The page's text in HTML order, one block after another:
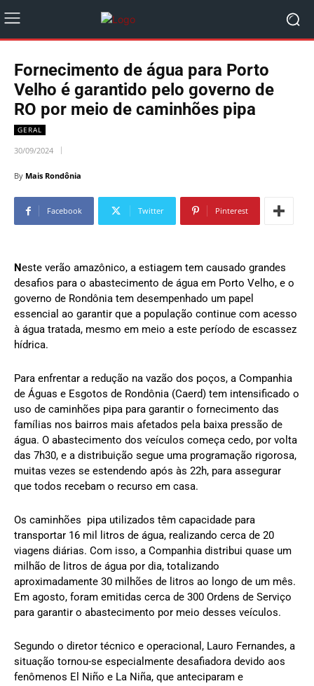
Fornecimento de água para Porto
Velho é garantido pelo governo de
RO por meio de caminhões pipa
GERAL
30/09/2024
By Mais Rondônia
Facebook Twitter Pinterest
Neste verão amazônico, a estiagem tem causado grandes
desafios para o abastecimento de água em Porto Velho, e o
governo de Rondônia tem desempenhado um papel
essencial ao garantir que a população continue com acesso
à água tratada, mesmo em meio a este período de escassez
hídrica.
Para enfrentar a redução na vazão dos poços, a Companhia
de Águas e Esgotos de Rondônia (Caerd) tem intensificado o
uso de caminhões pipa para garantir o fornecimento das
famílias nos bairros mais afetados pela baixa pressão de
água. O abastecimento dos veículos começa cedo, por volta
das 7h30, e a distribuição segue uma programação rigorosa,
muitas vezes se estendendo após às 22h, para assegurar
que todos recebam o recurso em casa.
Os caminhões pipa utilizados têm capacidade para
transportar 16 mil litros de água, realizando cerca de 20
viagens diárias. Com isso, a Companhia distribui quase um
milhão de litros de água por dia, totalizando
aproximadamente 30 milhões de litros ao longo de um mês.
Em agosto, foram emitidas cerca de 300 Ordens de Serviço
para garantir o abastecimento por meio desses veículos.
Segundo o diretor técnico e operacional, Lauro Fernandes, a
situação tornou-se especialmente desafiadora devido aos
fenômenos El Niño e La Niña, que anteciparam e